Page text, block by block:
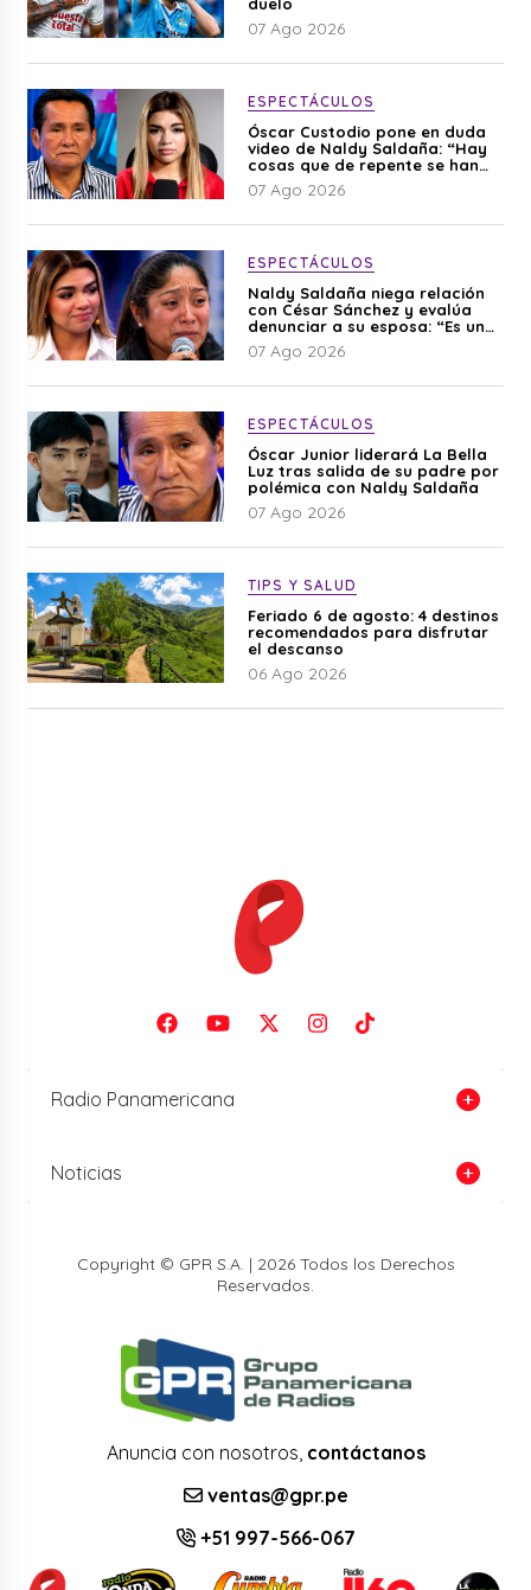
07 Ago 2026
ESPECTÁCULOS
Óscar Custodio pone en duda
video de Naldy Saldaña: “Hay
cosas que de repente se han
editado”
07 Ago 2026
ESPECTÁCULOS
Naldy Saldaña niega relación
con César Sánchez y evalúa
denunciar a su esposa: “Es una
difamación”
07 Ago 2026
ESPECTÁCULOS
Óscar Junior liderará La Bella
Luz tras salida de su padre por
polémica con Naldy Saldaña
07 Ago 2026
TIPS Y SALUD
Feriado 6 de agosto: 4 destinos
recomendados para disfrutar
el descanso
06 Ago 2026
Radio Panamericana
Noticias
Copyright © GPR S.A. | 2026 Todos los Derechos
Reservados.
Anuncia con nosotros, contáctanos
ventas@gpr.pe
+51 997-566-067